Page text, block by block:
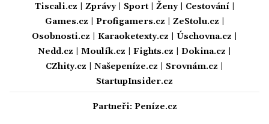
Tiscali.cz Zprávy| Sport| Ženy| Cestování|
Games.cz
Profigamers.cz ZeStolu.cz
Osobnosti.cz
Karaoketexty.cz Úschovna.cz
Nedd.cz
Moulík.cz Fights.cz Dokina.cz
CZhity.cz
Našepeníze.cz Srovnám.cz
StartupInsider.cz
Partneři: Peníze.cz